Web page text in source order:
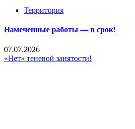
Территория
Намеченные работы — в срок!
07.07.2026
«Нет» теневой занятости!